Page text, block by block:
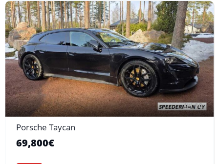
10
Porsche Taycan
69,800€